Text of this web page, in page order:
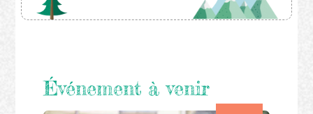
Événement à venir